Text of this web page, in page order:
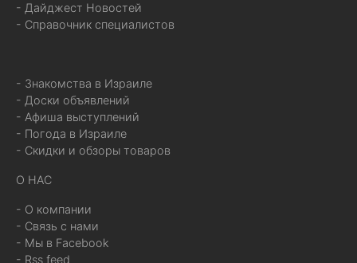
- Дайджест Новостей
- Справочник специалистов
- Знакомства в Израиле
- Доски объявлений
- Афиша выступлений
- Погода в Израиле
- Скидки и обзоры товаров
О НАС
- О компании
- Связь с нами
- Мы в Facebook
- Rss feed